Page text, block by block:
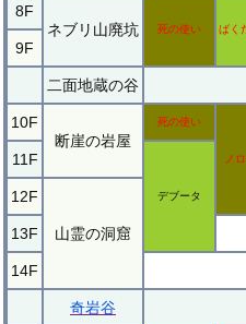
8F
ネブリ山廃坑
死の使い ばく
9F
二面地蔵の谷
10F
断崖の岩屋
死の使い
ノ
11F
デブータ
12F
山霊の洞窟
13F
14F
奇岩谷